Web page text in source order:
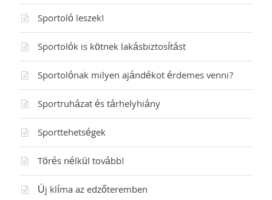
Sportoló leszek!
Sportolók is kötnek lakásbiztosítást
Sportolónak milyen ajándékot érdemes venni?
Sportruházat és tárhelyhiány
Sporttehetségek
Törés nélkül tovább!
Új klíma az edzőteremben